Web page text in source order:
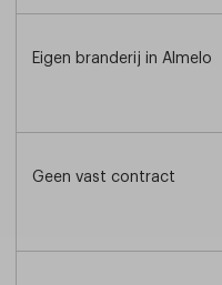
Eigen branderij in Almelo
Geen vast contract